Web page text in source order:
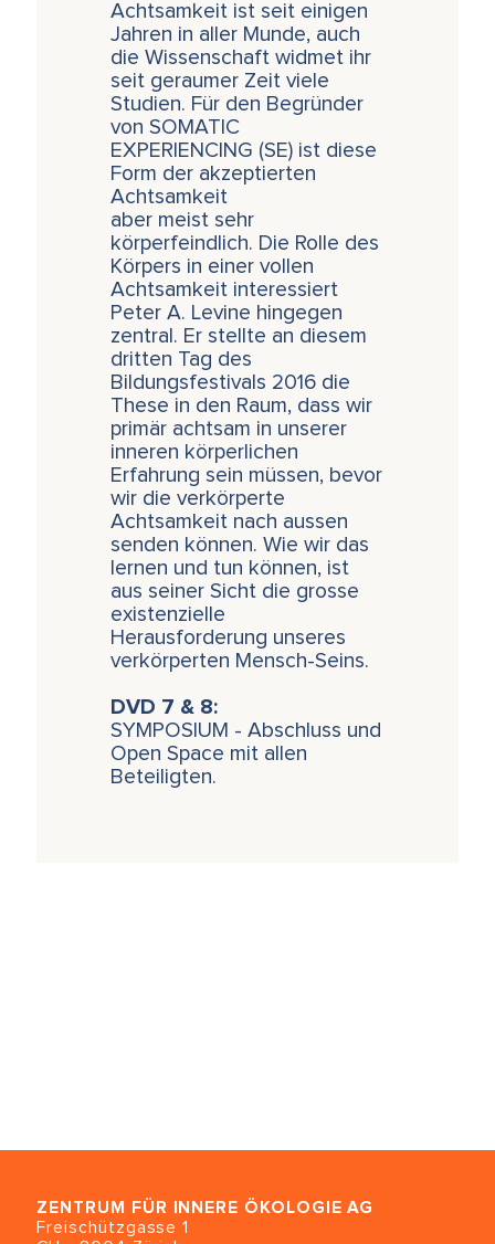
Achtsamkeit ist seit einigen
Jahren in aller Munde, auch
die Wissenschaft widmet ihr
seit geraumer Zeit viele
Studien. Für den Begründer
von SOMATIC
EXPERIENCING (SE) ist diese
Form der akzeptierten
Achtsamkeit
aber meist sehr
körperfeindlich. Die Rolle des
Körpers in einer vollen
Achtsamkeit interessiert
Peter A. Levine hingegen
zentral. Er stellte an diesem
dritten Tag des
Bildungsfestivals 2016 die
These in den Raum, dass wir
primär achtsam in unserer
inneren körperlichen
Erfahrung sein müssen, bevor
wir die verkörperte
Achtsamkeit nach aussen
senden können. Wie wir das
lernen und tun können, ist
aus seiner Sicht die grosse
existenzielle
Herausforderung unseres
verkörperten Mensch-Seins.
DVD 7 & 8:
SYMPOSIUM - Abschluss und
Open Space mit allen
Beteiligten.
ZENTRUM FÜR INNERE ÖKOLOGIE AG
Freischützgasse 1